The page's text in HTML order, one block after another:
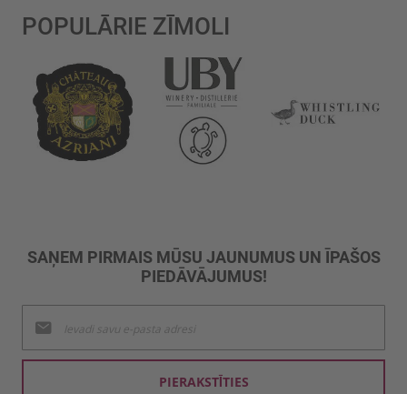
POPULĀRIE ZĪMOLI
SAŅEM PIRMAIS MŪSU JAUNUMUS UN ĪPAŠOS
PIEDĀVĀJUMUS!
jaunumu
saņemšanai:
PIERAKSTĪTIES